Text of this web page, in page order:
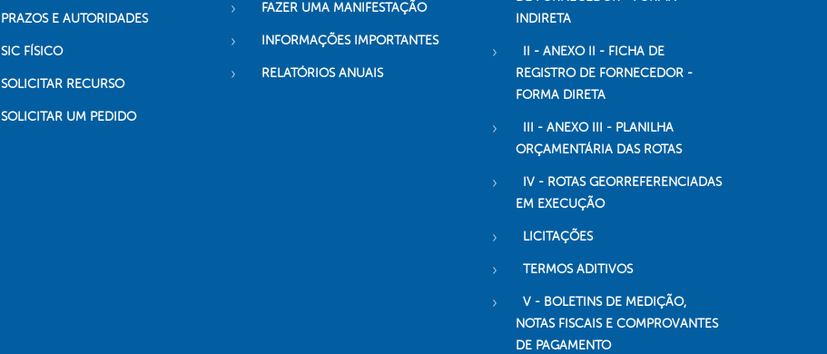
PRAZOS E AUTORIDADES
SIC FÍSICO
SOLICITAR RECURSO
SOLICITAR UM PEDIDO
FAZER UMA MANIFESTAÇÃO
INFORMAÇÕES IMPORTANTES
RELATÓRIOS ANUAIS
INDIRETA
II - ANEXO II - FICHA DE
REGISTRO DE FORNECEDOR -
FORMA DIRETA
III - ANEXO III - PLANILHA
ORÇAMENTÁRIA DAS ROTAS
IV - ROTAS GEORREFERENCIADAS
EM EXECUÇÃO
LICITAÇÕES
TERMOS ADITIVOS
V - BOLETINS DE MEDIÇÃO,
NOTAS FISCAIS E COMPROVANTES
DE PAGAMENTO